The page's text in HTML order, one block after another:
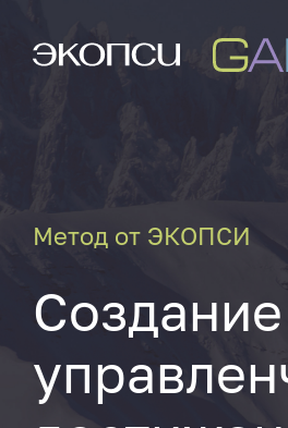
Метод от ЭКОПСИ